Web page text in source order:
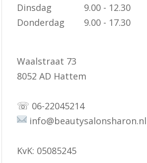
Dinsdag
Donderdag
9.00 - 12.30
9.00 - 17.30
Waalstraat 73
8052 AD Hattem
☏ 06-22045214
info@beautysalonsharon.nl
KvK: 05085245